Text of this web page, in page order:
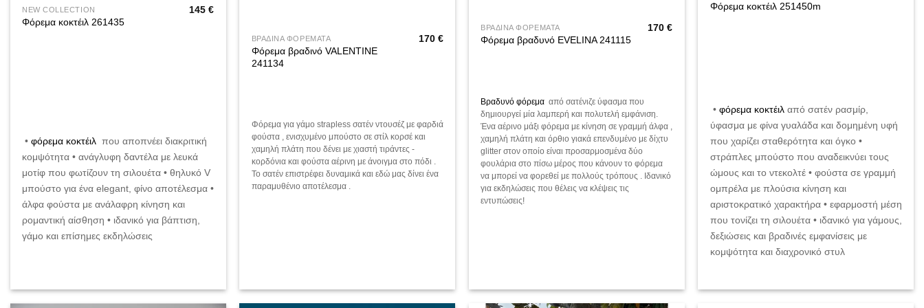
NEW COLLECTION
Φόρεμα κοκτέιλ 261435
145€
•φόρεμα κοκτέιλ που αποπνέει διακριτική
κομψότητα • ανάγλυφη δαντέλα με λευκά
μοτίφ που φωτίζουν τη σιλουέτα • θηλυκό V
μπούστο για ένα elegant, φίνο αποτέλεσμα •
άλφα φούστα με ανάλαφρη κίνηση και
ρομαντική αίσθηση • ιδανικό για βάπτιση,
γάμο και επίσημες εκδηλώσεις
ΒΡΑΔΙΝΑ ΦΟΡΕΜΑΤΑ
Φόρεμα βραδινό VALENTINE
241134
170 €
Φόρεμα για γάμο strapless σατέν ντουσέζ με φαρδιά
φούστα , ενισχυμένο μπούστο σε στίλ κορσέ και
χαμηλή πλάτη που δένει με χιαστή τιράντες -
κορδόνια και φούστα αέρινη με άνοιγμα στο πόδι .
Το σατέν επιστρέφει δυναμικά και εδώ μας δίνει ένα
παραμυθένιο αποτέλεσμα .
ΒΡΑΔΙΝΑ ΦΟΡΕΜΑΤΑ
Φόρεμα βραδυνό EVELINA 241115
170€
Βραδυνό φόρεμα από σατένιζε ύφασμα που
δημιουργεί μία λαμπερή και πολυτελή εμφάνιση.
Ένα αέρινο μάξι φόρεμα με κίνηση σε γραμμή άλφα ,
χαμηλή πλάτη και όρθιο γιακά επενδυμένο με δίχτυ
glitter στον οποίο είναι προσαρμοσμένα δύο
φουλάρια στο πίσω μέρος που κάνουν το φόρεμα
να μπορεί να φορεθεί με πολλούς τρόπους . Ιδανικό
για εκδηλώσεις που θέλεις να κλέψεις τις
εντυπώσεις!
Φόρεμα κοκτέιλ 251450m
• φόρεμα κοκτέιλαπό σατέν ρασμίρ,
ύφασμα με φίνα γυαλάδα και δομημένη υφή
που χαρίζει σταθερότητα και όγκο •
στράπλες μπούστο που αναδεικνύει τους
ώμους και το ντεκολτέ • φούστα σε γραμμή
ομπρέλα με πλούσια κίνηση και
αριστοκρατικό χαρακτήρα • εφαρμοστή μέση
που τονίζει τη σιλουέτα • ιδανικό για γάμους,
δεξιώσεις και βραδινές εμφανίσεις με
κομψότητα και διαχρονικό στυλ